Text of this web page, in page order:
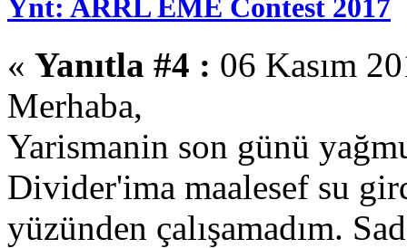
Ynt: ARRL EME Contest 2017
« Yanıtla #4 : 06 Kasım
Merhaba,
Yarismanin son günü
Divider'ima maalesef su
yüzünden çalışamadım.